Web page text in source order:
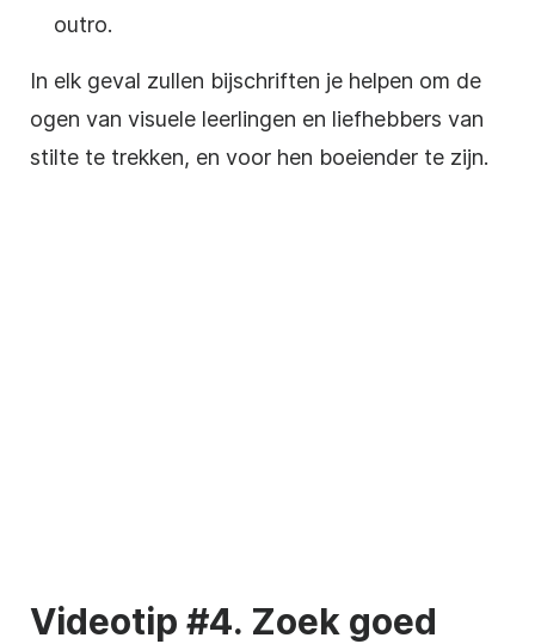
outro.
In elk geval zullen bijschriften je helpen om de
ogen van visuele leerlingen en liefhebbers van
stilte te trekken, en voor hen boeiender te zijn.
Videotip #4. Zoek goed